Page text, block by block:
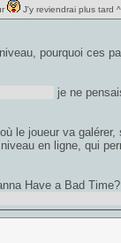
J'y reviendrai plus tard
pourquoi ces
je ne
le joueur va
en ligne, qui
Have a Bad